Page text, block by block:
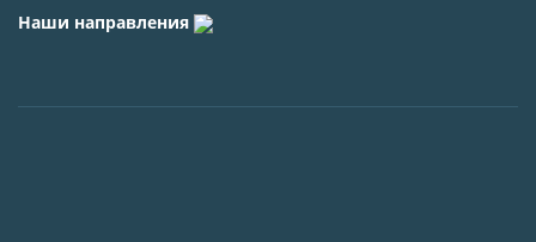
Наши направления